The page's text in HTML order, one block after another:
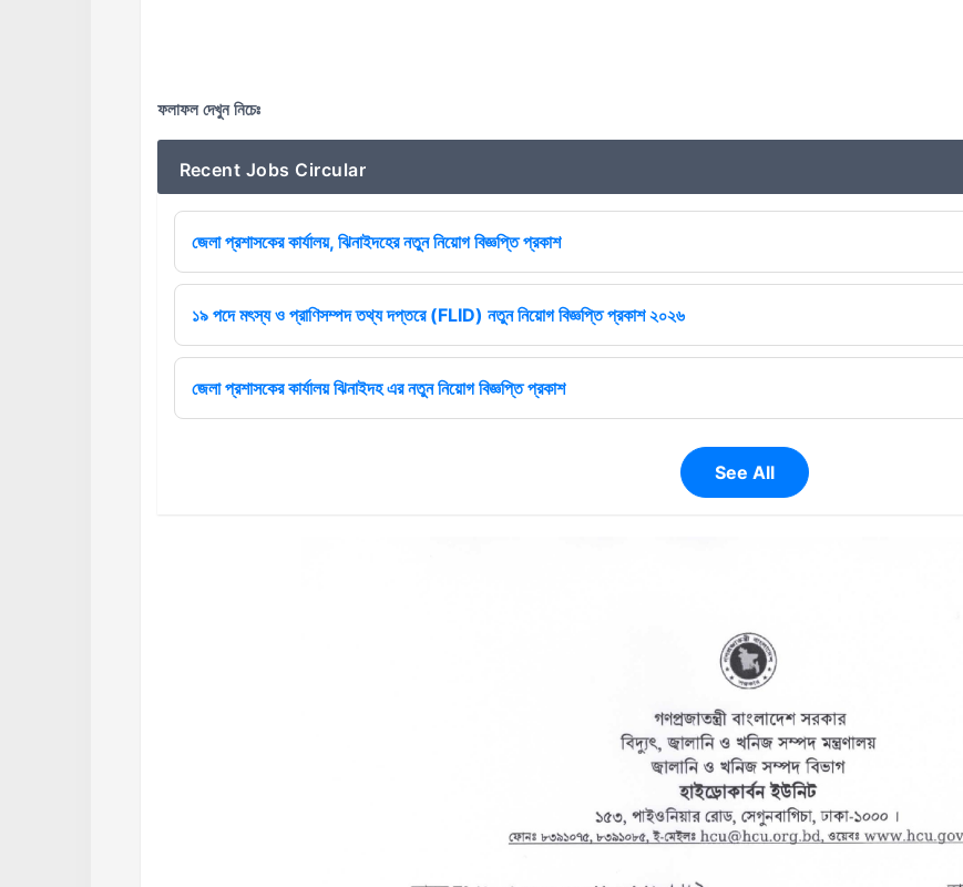
ফলাফল দেখুন নিচেঃ
Recent Jobs Circular
জেলা প্রশাসকের কার্যালয়, ঝিনাইদহের নতুন নিয়োগ বিজ্ঞপ্তি প্রকাশ
১৯ পদে মৎস্য ও প্রাণিসম্পদ তথ্য দপ্তরে (FLID) নতুন নিয়োগ বিজ্ঞপ্তি প্রকাশ ২০২৬
জেলা প্রশাসকের কার্যালয় ঝিনাইদহ এর নতুন নিয়োগ বিজ্ঞপ্তি প্রকাশ
See All